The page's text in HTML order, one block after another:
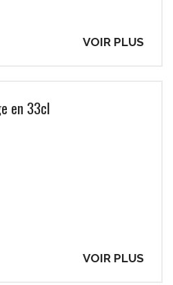
VOIR PLUS
en 33cl
VOIR PLUS